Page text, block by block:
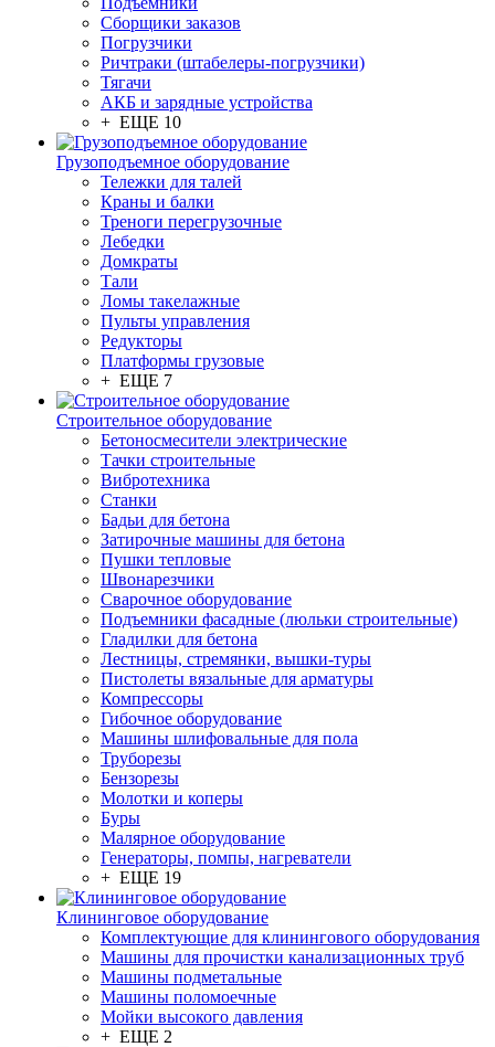
Сборщики заказов
Погрузчики
Ричтраки (штабелеры-погрузчики)
Тягачи
АКБ и зарядные устройства
+ ЕЩЕ 10
Грузоподъемное оборудование
Тележки для талей
Краны и балки
Треноги перегрузочные
Лебедки
Домкраты
Тали
Ломы такелажные
Пульты управления
Редукторы
Платформы грузовые
+ ЕЩЕ 7
Строительное оборудование
Бетоносмесители электрические
Тачки строительные
Вибротехника
Станки
Бадьи для бетона
Затирочные машины для бетона
Пушки тепловые
Швонарезчики
Сварочное оборудование
Подъемники фасадные (люльки строительные)
Гладилки для бетона
Лестницы, стремянки, вышки-туры
Пистолеты вязальные для арматуры
Компрессоры
Гибочное оборудование
Машины шлифовальные для пола
Труборезы
Бензорезы
Молотки и коперы
Буры
Малярное оборудование
Генераторы, помпы, нагреватели
+ ЕЩЕ 19
Клининговое оборудование
Комплектующие для клинингового оборудования
Машины для прочистки канализационных труб
Машины подметальные
Машины поломоечные
Мойки высокого давления
+ ЕЩЕ 2